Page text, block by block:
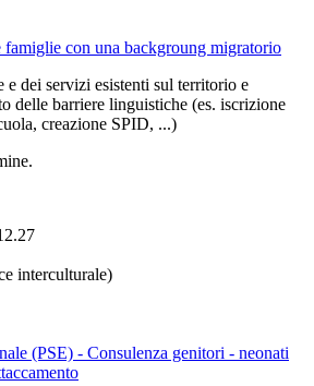
famiglie con una backgroung migratorio
e dei servizi esistenti sul territorio e
delle barriere linguistiche (es. iscrizione
creazione SPID, ...)
interculturale)
(PSE) - Consulenza genitori - neonati